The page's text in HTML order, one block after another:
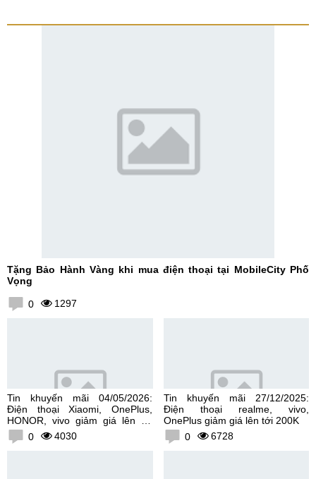
Tặng Bảo Hành Vàng khi mua điện thoại tại MobileCity Phố
Vọng
0 1297
Tin khuyến mãi 04/05/2026:
Điện thoại Xiaomi, OnePlus,
HONOR, vivo giảm giá lên tới
300K0 4030
Tin khuyến mãi 27/12/2025:
Điện thoại realme, vivo,
OnePlus giảm giá lên tới 200K
0
6728